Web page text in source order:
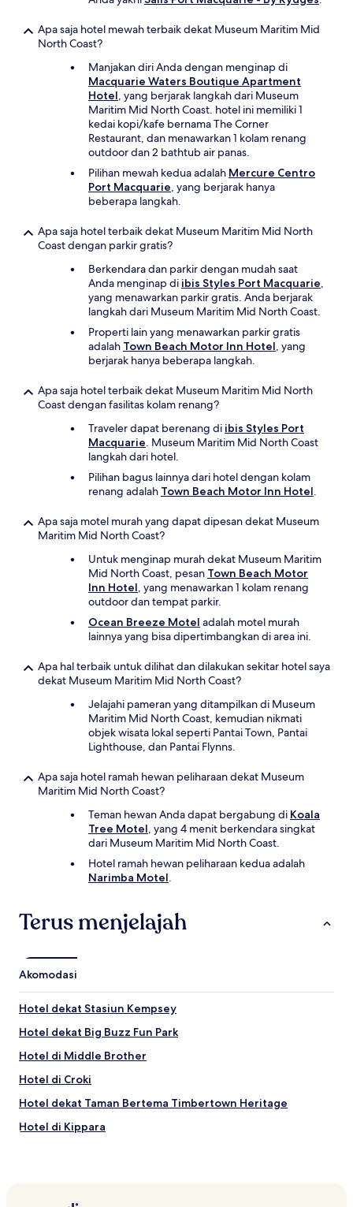
Apa saja hotel mewah terbaik dekat Museum Maritim Mid
North Coast?
Manjakan diri Anda dengan menginap di
Macquarie Waters Boutique Apartment
Hotel, yang berjarak langkah dari Museum
Maritim Mid North Coast. hotel ini memiliki 1
kedai kopi/kafe bernama The Corner
Restaurant, dan menawarkan 1 kolam renang
outdoor dan 2 bathtub air panas.
Pilihan mewah kedua adalah Mercure Centro
Port Macquarie, yang berjarak hanya
beberapa langkah.
Apa saja hotel terbaik dekat Museum Maritim Mid North
Coast dengan parkir gratis?
Berkendara dan parkir dengan mudah saat
Anda menginap di ibis Styles Port Macquarie,
yang menawarkan parkir gratis. Anda berjarak
langkah dari Museum Maritim Mid North Coast.
Properti lain yang menawarkan parkir gratis
adalah Town Beach Motor Inn Hotel, yang
berjarak hanya beberapa langkah.
Apa saja hotel terbaik dekat Museum Maritim Mid North
Coast dengan fasilitas kolam renang?
Traveler dapat berenang di ibis Styles Port
Macquarie. Museum Maritim Mid North Coast
langkah dari hotel.
Pilihan bagus lainnya dari hotel dengan kolam
renang adalah Town Beach Motor Inn Hotel.
Apa saja motel murah yang dapat dipesan dekat Museum
Maritim Mid North Coast?
Untuk menginap murah dekat Museum Maritim
Mid North Coast, pesan Town Beach Motor
Inn Hotel, yang menawarkan 1 kolam renang
outdoor dan tempat parkir.
Ocean Breeze Motel adalah motel murah
lainnya yang bisa dipertimbangkan di area ini.
Apa hal terbaik untuk dilihat dan dilakukan sekitar hotel saya
dekat Museum Maritim Mid North Coast?
Jelajahi pameran yang ditampilkan di Museum
Maritim Mid North Coast, kemudian nikmati
objek wisata lokal seperti Pantai Town, Pantai
Lighthouse, dan Pantai Flynns.
Apa saja hotel ramah hewan peliharaan dekat Museum
Maritim Mid North Coast?
Teman hewan Anda dapat bergabung di Koala
Tree Motel, yang 4 menit berkendara singkat
dari Museum Maritim Mid North Coast.
Hotel ramah hewan peliharaan kedua adalah
Narimba Motel.
Terus menjelajah
Akomodasi
Hotel dekat Stasiun Kempsey
Hotel dekat Big Buzz Fun Park
Hotel di Middle Brother
Hotel di Croki
Hotel dekat Taman Bertema Timbertown Heritage
Hotel di Kippara